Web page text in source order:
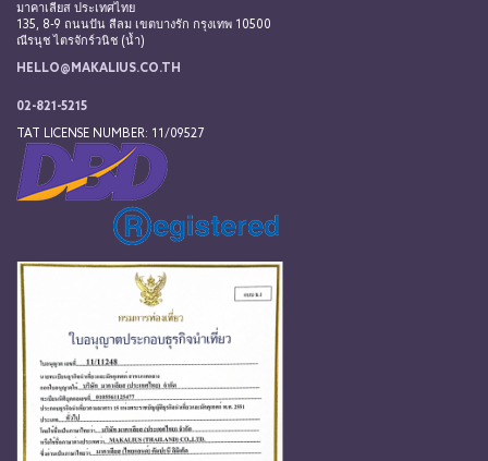
มาคาเลียส ประเทศไทย
135, 8-9 ถนนปัน สีลม เขตบางรัก กรุงเทพ 10500
ณีรนุช ไตรจักร์วนิช (น้ำ)
HELLO@MAKALIUS.CO.TH
02-821-5215
TAT LICENSE NUMBER: 11/09527